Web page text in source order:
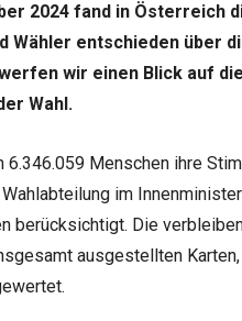
2024 fand in Österreich
Wähler entschieden über
wir einen Blick auf
Wahl.
6.346.059 Menschen ihre
im
berücksichtigt. Die
ausgestellten